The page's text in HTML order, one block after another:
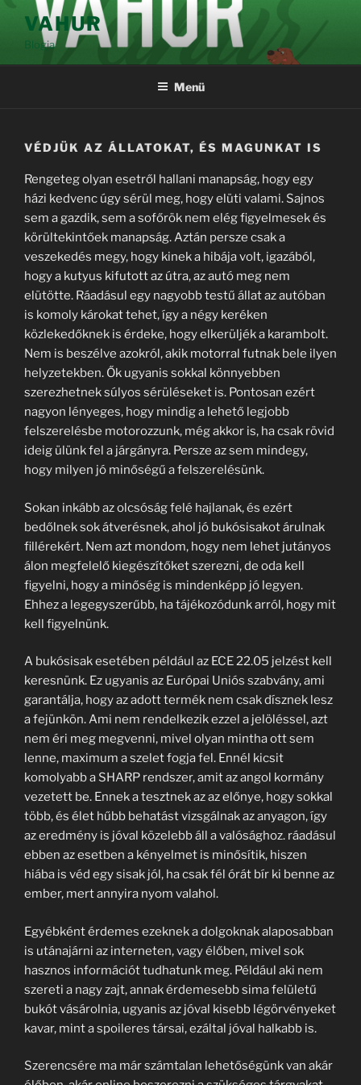
Tartalomhoz
VAHUR
Blogja
Menü
VÉDJÜK AZ ÁLLATOKAT, ÉS MAGUNKAT IS
Rengeteg olyan esetről hallani manapság, hogy egy
házi kedvenc úgy sérül meg, hogy elüti valami. Sajnos
sem a gazdik, sem a sofőrök nem elég figyelmesek és
körültekintőek manapság. Aztán persze csak a
veszekedés megy, hogy kinek a hibája volt, igazából,
hogy a kutyus kifutott az útra, az autó meg nem
elütötte. Ráadásul egy nagyobb testű állat az autóban
is komoly károkat tehet, így a négy keréken
közlekedőknek is érdeke, hogy elkerüljék a karambolt.
Nem is beszélve azokról, akik motorral futnak bele ilyen
helyzetekben. Ők ugyanis sokkal könnyebben
szerezhetnek súlyos sérüléseket is. Pontosan ezért
nagyon lényeges, hogy mindig a lehető legjobb
felszerelésbe motorozzunk, még akkor is, ha csak rövid
ideig ülünk fel a járgányra. Persze az sem mindegy,
hogy milyen jó minőségű a felszerelésünk.
Sokan inkább az olcsóság felé hajlanak, és ezért
bedőlnek sok átverésnek, ahol jó bukósisakot árulnak
fillérekért. Nem azt mondom, hogy nem lehet jutányos
álon megfelelő kiegészítőket szerezni, de oda kell
figyelni, hogy a minőség is mindenképp jó legyen.
Ehhez a legegyszerűbb, ha tájékozódunk arról, hogy mit
kell figyelnünk.
A bukósisak esetében például az ECE 22.05 jelzést kell
keresnünk. Ez ugyanis az Európai Uniós szabvány, ami
garantálja, hogy az adott termék nem csak dísznek lesz
a fejünkön. Ami nem rendelkezik ezzel a jelöléssel, azt
nem éri meg megvenni, mivel olyan mintha ott sem
lenne, maximum a szelet fogja fel. Ennél kicsit
komolyabb a SHARP rendszer, amit az angol kormány
vezetett be. Ennek a tesztnek az az előnye, hogy sokkal
több, és élet hűbb behatást vizsgálnak az anyagon, így
az eredmény is jóval közelebb áll a valósághoz. ráadásul
ebben az esetben a kényelmet is minősítik, hiszen
hiába is véd egy sisak jól, ha csak fél órát bír ki benne az
ember, mert annyira nyom valahol.
Egyébként érdemes ezeknek a dolgoknak alaposabban
is utánajárni az interneten, vagy élőben, mivel sok
hasznos információt tudhatunk meg. Például aki nem
szereti a nagy zajt, annak érdemesebb sima felületű
bukót vásárolnia, ugyanis az jóval kisebb légörvényeket
kavar, mint a spoileres társai, ezáltal jóval halkabb is.
Szerencsére ma már számtalan lehetőségünk van akár